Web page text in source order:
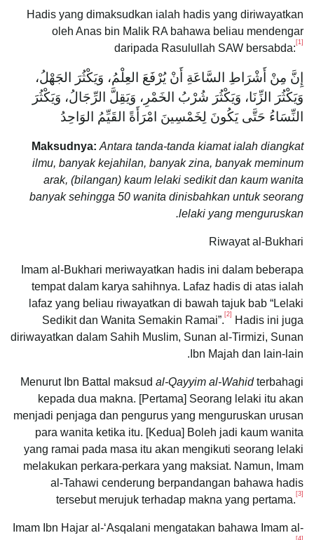
Hadis yang dimaksudkan ialah hadis yang diriwayatkan
oleh Anas bin Malik RA bahawa beliau mendengar
daripada Rasulullah SAW bersabda: [1]
إِنَّ مِنْ أَشْرَاطِ السَّاعَةِ أَنْ يُرْفَعَ العِلْمُ، وَيَكْثُرَ الجَهْلُ،
وَيَكْثُرَ الزِّنَا، وَيَكْثُرَ شُرْبُ الخَمْرِ، وَيَقِلَّ الرِّجَالُ، وَيَكْثُرَ
النِّسَاءُ حَتَّى يَكُونَ لِخَمْسِينَ امْرَأَةً القَيِّمُ الوَاحِدُ
Maksudnya: Antara tanda-tanda kiamat ialah diangkat
ilmu, banyak kejahilan, banyak zina, banyak meminum
arak, (bilangan) kaum lelaki sedikit dan kaum wanita
banyak sehingga 50 wanita dinisbahkan untuk seorang
lelaki yang menguruskan.
Riwayat al-Bukhari
Imam al-Bukhari meriwayatkan hadis ini dalam beberapa
tempat dalam karya sahihnya. Lafaz hadis di atas ialah
lafaz yang beliau riwayatkan di bawah tajuk bab “Lelaki
Sedikit dan Wanita Semakin Ramai”. [2]
Hadis ini juga
diriwayatkan dalam Sahih Muslim, Sunan al-Tirmizi, Sunan
Ibn Majah dan lain-lain.
Menurut Ibn Battal maksud al-Qayyim al-Wahidterbahagi
kepada dua makna. [Pertama] Seorang lelaki itu akan
menjadi penjaga dan pengurus yang menguruskan urusan
para wanita ketika itu. [Kedua] Boleh jadi kaum wanita
yang ramai pada masa itu akan mengikuti seorang lelaki
melakukan perkara-perkara yang maksiat. Namun, Imam
al-Tahawi cenderung berpandangan bahawa hadis
tersebut merujuk terhadap makna yang pertama. [3]
Imam Ibn Hajar al-ʻAsqalani mengatakan bahawa Imam al-